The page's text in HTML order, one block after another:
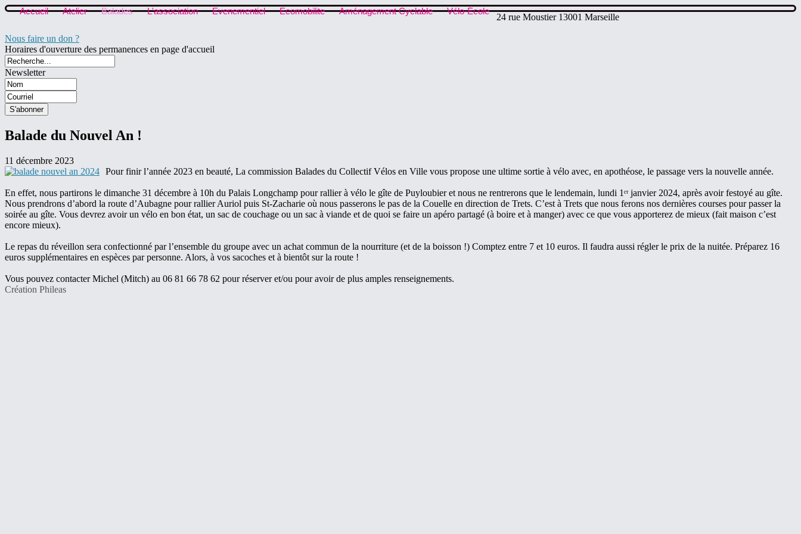
Accueil Atelier Balades L'association Evenementiel Ecomobilite Aménagement Cyclable Vélo-École
24 rue Moustier 13001 Marseille
Nous faire un don ?
Horaires d'ouverture des permanences en page d'accueil
Newsletter
Balade du Nouvel An !
11 décembre 2023
Pour finir l’année 2023 en beauté, La commission Balades du Collectif Vélos en Ville vous propose une ultime sortie à vélo avec, en apothéose, le passage vers la nouvelle année.
En effet, nous partirons le dimanche 31 décembre à 10h du Palais Longchamp pour rallier à vélo le gîte de Puyloubier et nous ne rentrerons que le lendemain, lundi 1ᵉʳ janvier 2024, après avoir festoyé au gîte.
Nous prendrons d’abord la route d’Aubagne pour rallier Auriol puis St-Zacharie où nous passerons le pas de la Couelle en direction de Trets. C’est à Trets que nous ferons nos dernières courses pour passer la
soirée au gîte. Vous devrez avoir un vélo en bon état, un sac de couchage ou un sac à viande et de quoi se faire un apéro partagé (à boire et à manger) avec ce que vous apporterez de mieux (fait maison c’est
encore mieux).
Le repas du réveillon sera confectionné par l’ensemble du groupe avec un achat commun de la nourriture (et de la boisson !) Comptez entre 7 et 10 euros. Il faudra aussi régler le prix de la nuitée. Préparez 16
euros supplémentaires en espèces par personne. Alors, à vos sacoches et à bientôt sur la route !
Vous pouvez contacter Michel (Mitch) au 06 81 66 78 62 pour réserver et/ou pour avoir de plus amples renseignements.
Création Phileas